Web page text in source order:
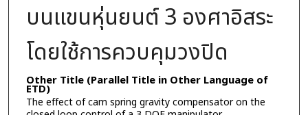
บนแขนหุ่นยนต์ 3 องศาอิสระ
โดยใช้การควบคุมวงปิด
Other Title (Parallel Title in Other Language of
ETD)
The effect of cam spring gravity compensator on the